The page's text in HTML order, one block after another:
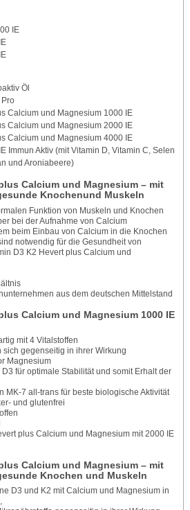
IE
Öl
Calcium und Magnesium 1000 IE
Calcium und Magnesium 2000 IE
Calcium und Magnesium 4000 IE
Immun Aktiv (mit Vitamin D, Vitamin C, Selen
und Aroniabeere)
Calcium und Magnesium – mit
Knochenund Muskeln
Funktion von Muskeln und Knochen
bei der Aufnahme von Calcium
beim Einbau von Calcium in die Knochen
notwendig für die Gesundheit von
D3 K2 Hevert plus Calcium und
aus dem deutschen Mittelstand
Calcium und Magnesium 1000 IE
mit 4 Vitalstoffen
sich gegenseitig in ihrer Wirkung
Magnesium
für optimale Stabilität und somit Erhalt der
MK-7 all-trans für beste biologische Aktivität
und glutenfrei
plus Calcium und Magnesium mit 2000 IE
Calcium und Magnesium – mit
Knochen und Muskeln
D3 und K2 mit Calcium und Magnesium in